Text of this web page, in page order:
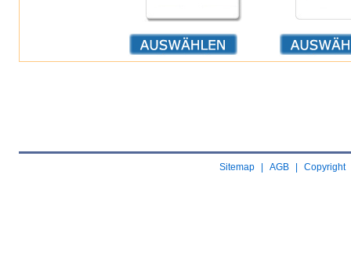
Sitemap | AGB | Copyright